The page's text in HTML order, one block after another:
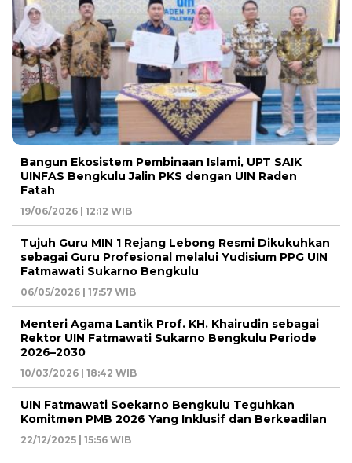
Bangun Ekosistem Pembinaan Islami, UPT SAIK
UINFAS Bengkulu Jalin PKS dengan UIN Raden
Fatah
19/06/2026 | 12:12 WIB
Tujuh Guru MIN 1 Rejang Lebong Resmi Dikukuhkan
sebagai Guru Profesional melalui Yudisium PPG UIN
Fatmawati Sukarno Bengkulu
06/05/2026 | 17:57 WIB
Menteri Agama Lantik Prof. KH. Khairudin sebagai
Rektor UIN Fatmawati Sukarno Bengkulu Periode
2026–2030
10/03/2026 | 18:42 WIB
UIN Fatmawati Soekarno Bengkulu Teguhkan
Komitmen PMB 2026 Yang Inklusif dan Berkeadilan
22/12/2025 | 15:56 WIB